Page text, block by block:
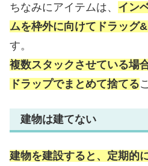
ちなみにアイテムは、 イン
ムを枠外に向けてドラッグ
す。
複数スタックさせている場
ドラップでまとめて捨てる
建物は建てない
建物を建設すると、定期的